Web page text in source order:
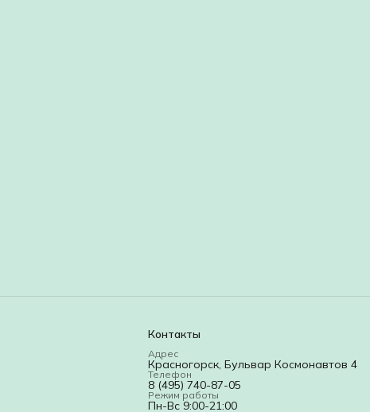
Контакты
Адрес
Красногорск, Бульвар Космонавтов 4
Телефон
8 (495) 740-87-05
Режим работы
Пн-Вс 9:00-21:00